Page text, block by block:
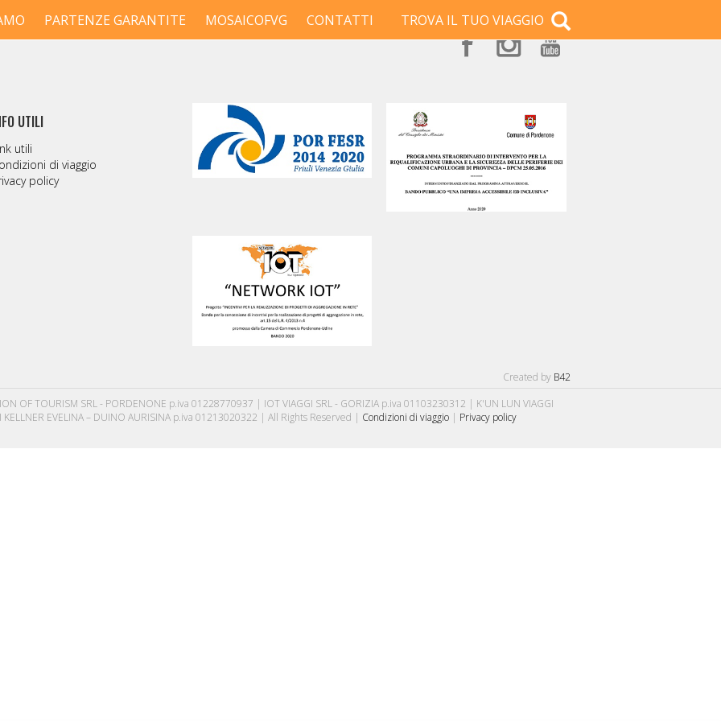
TROVA IL TUO VIAGGIO
PARTENZE GARANTITE MOSAICOFVG CONTATTI
UTILI
utili
di viaggio
policy
Created by B42
OF TOURISM SRL - PORDENONE p.iva 01228770937 | IOT VIAGGI SRL - GORIZIA p.iva 01103230312 | K'UN LUN VIAGGI
EVELINA – DUINO AURISINA p.iva 01213020322 | All Rights Reserved | Condizioni di viaggio | Privacy policy